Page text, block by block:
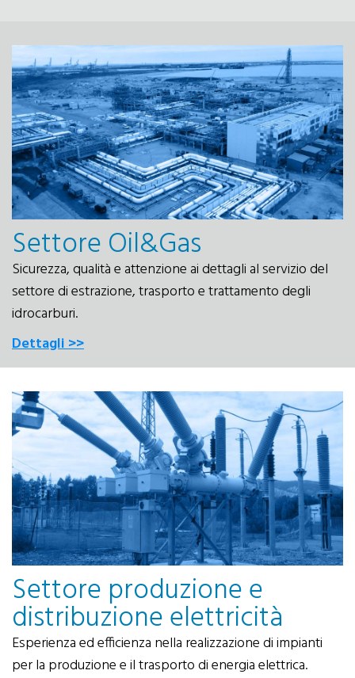
Settore Oil&Gas
Sicurezza, qualità e attenzione ai dettagli al servizio del
settore di estrazione, trasporto e trattamento degli
idrocarburi.
Dettagli >>
Settore produzione e
distribuzione elettricità
Esperienza ed efficienza nella realizzazione di impianti
per la produzione e il trasporto di energia elettrica.